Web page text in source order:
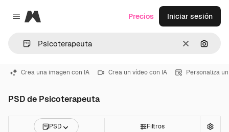
Close menu
Magnific
Borrar
Precios Iniciar sesión
Crea una imagen con IA Crea un vídeo con IA Personaliza
PSD de Psicoterapeuta
PSD Filtros